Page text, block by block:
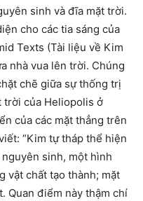
sinh và đĩa mặt trời.
cho các tia sáng của
Texts (Tài liệu về Kim
nhà vua lên trời. Chúng
chẽ giữa sự thống trị
trời của Heliopolis ở
của các mặt thẳng trên
“Kim tự tháp thể hiện
sinh, một hình
vật chất tạo thành; mặt
Quan điểm này thậm chí